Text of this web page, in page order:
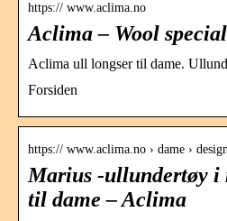
https:// www.aclima.no
Aclima – Wool
Aclima ull longser til dame.
Forsiden
https:// www.aclima.no › dame ›
Marius -ullundertøy
til dame – Aclima